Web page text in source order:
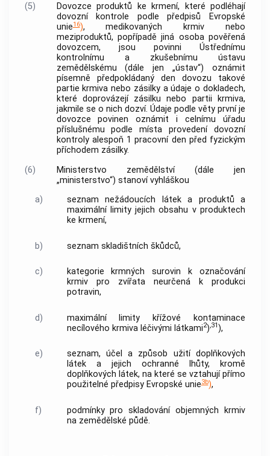
(5) Dovozce produktů ke krmení, které podléhají
dovozní kontrole podle předpisů Evropské
unie16), medikovaných krmiv nebo
meziproduktů, popřípadě jiná osoba pověřená
dovozcem, jsou povinni Ústřednímu
kontrolnímu a zkušebnímu ústavu
zemědělskému (dále jen „ústav“) oznámit
písemně předpokládaný den dovozu takové
partie krmiva nebo zásilky a údaje o dokladech,
které doprovázejí zásilku nebo partii krmiva,
jakmile se o nich dozví. Údaje podle věty první je
dovozce povinen oznámit i celnímu úřadu
příslušnému podle místa provedení dovozní
kontroly alespoň 1 pracovní den před fyzickým
příchodem zásilky.
(6)
Ministerstvo zemědělství (dále jen
„ministerstvo“) stanoví vyhláškou
a)
seznamnežádoucích láteka produktů a
maximální limity jejich obsahu v produktech
ke krmení,
b) seznam skladištních škůdců,
c)
kategorie krmných surovin k označování
krmiv pro zvířata neurčená k produkci
potravin,
d)
maximální limity křížové kontaminace
necílového krmiva léčivými látkami2),31),
e)
seznam, účel a způsob užití doplňkových
látek a jejich ochranné lhůty, kromě
doplňkových látek, na které se vztahují přímo
použitelné předpisy Evropské unie3b),
f)
podmínky pro skladování objemných krmiv
na zemědělské půdě.